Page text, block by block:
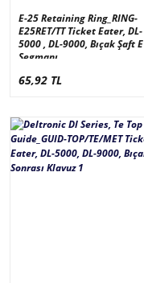
E-25 Retaining Ring_RING-
E25RET/TT Ticket Eater, DL-
5000 , DL-9000, Bıçak Şaft E
Segmanı
65,92 TL